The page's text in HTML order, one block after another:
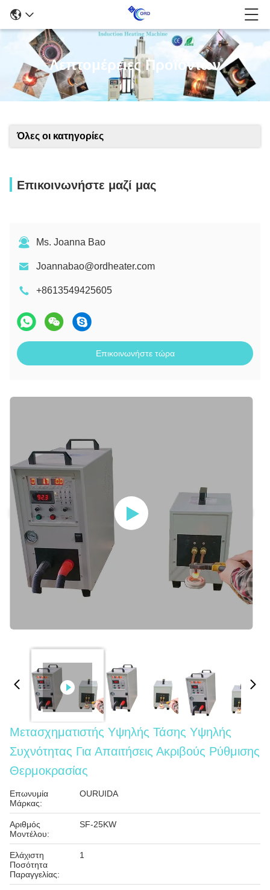
Λεπτομέρειες Προϊόντων
Όλες οι κατηγορίες
Επικοινωνήστε μαζί μας
Ms. Joanna Bao
Joannabao@ordheater.com
+8613549425605
Επικοινωνήστε τώρα
Μετασχηματιστής Υψηλής Τάσης Υψηλής
Συχνότητας Για Απαιτήσεις Ακριβούς Ρύθμισης
Θερμοκρασίας
Επωνυμία
Μάρκας:
OURUIDA
Αριθμός
Μοντέλου:
SF-25KW
Ελάχιστη
Ποσότητα
Παραγγελίας:
1